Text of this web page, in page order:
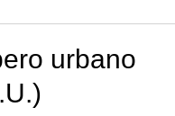
urbano